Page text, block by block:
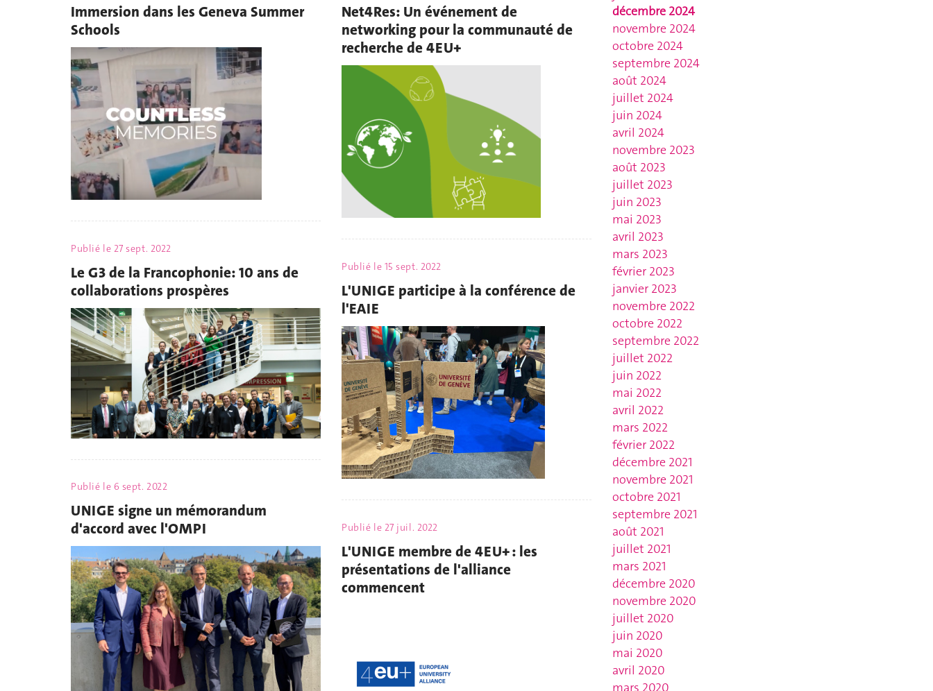
Immersion dans les Geneva Summer
Schools
Net4Res: Un événement de
networking pour la communauté de
recherche de 4EU+
Publié le 27 sept. 2022
Le G3 de la Francophonie: 10 ans de
collaborations prospères
Publié le 15 sept. 2022
L'UNIGE participe à la conférence de
l'EAIE
Publié le 6 sept. 2022
UNIGE signe un mémorandum
d'accord avec l'OMPI
Publié le 27 juil. 2022
L'UNIGE membre de 4EU+ : les
présentations de l'alliance
commencent
décembre 2024
novembre 2024
octobre 2024
septembre 2024
août 2024
juillet 2024
juin 2024
avril 2024
novembre 2023
août 2023
juillet 2023
juin 2023
mai 2023
avril 2023
mars 2023
février 2023
janvier 2023
novembre 2022
octobre 2022
septembre 2022
juillet 2022
juin 2022
mai 2022
avril 2022
mars 2022
février 2022
décembre 2021
novembre 2021
octobre 2021
septembre 2021
août 2021
juillet 2021
mars 2021
décembre 2020
novembre 2020
juillet 2020
juin 2020
mai 2020
avril 2020
mars 2020